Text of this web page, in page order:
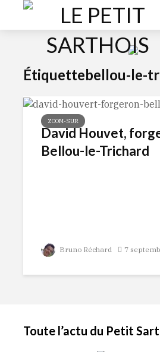
Étiquettebellou-le-
ZOOM-SUR
David Houvet,
Bellou-le-Trichard
Bruno Réchard 7
Toute l’actu du Petit